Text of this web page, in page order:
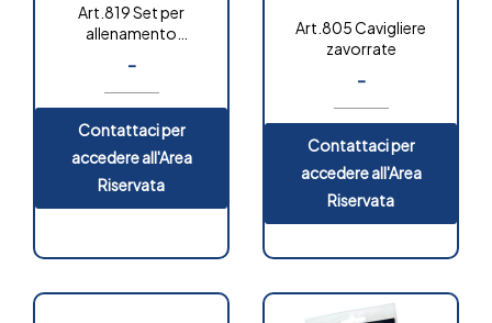
Art.819 Set per
allenamento
-
Contattaci per
accedere all'Area
Riservata
Art.805 Cavigliere
zavorrate
-
Contattaci per
accedere all'Area
Riservata